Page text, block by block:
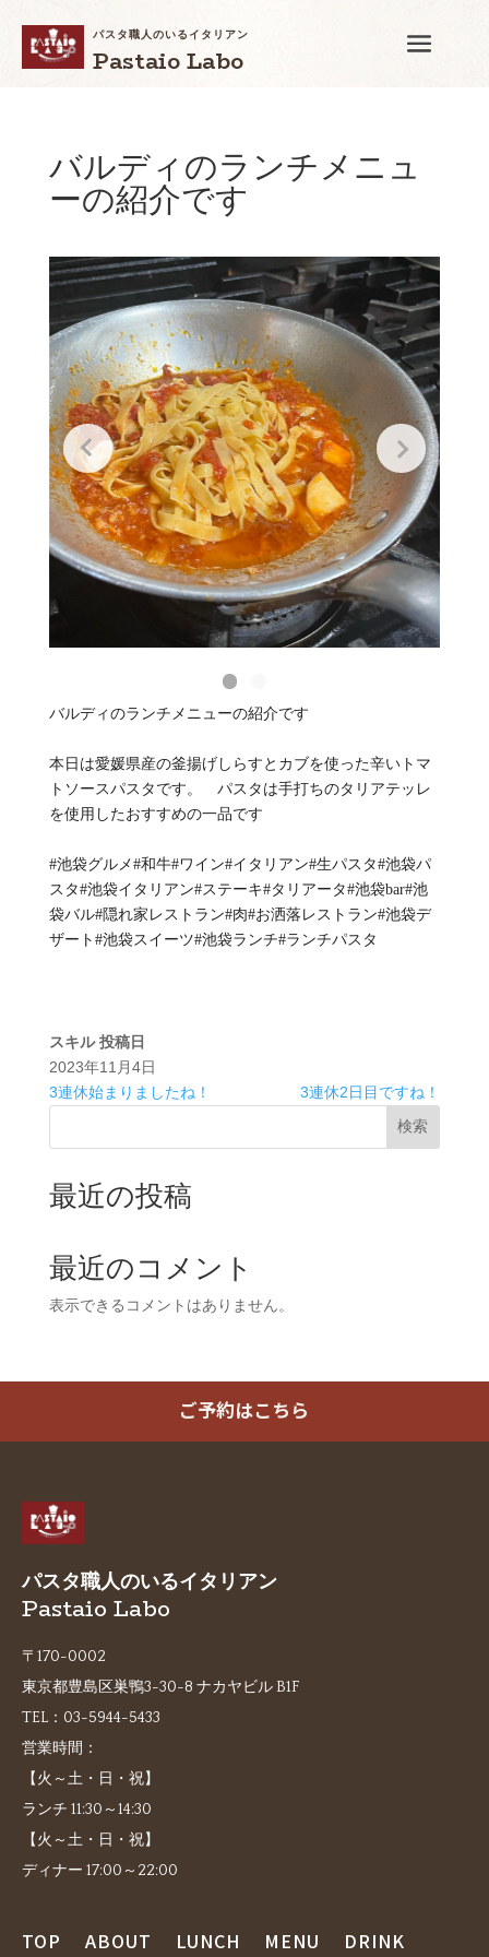
パスタ職人のいるイタリアン
Pastaio Labo
バルディのランチメニュ
ーの紹介です
バルディのランチメニューの紹介です
本日は愛媛県産の釜揚げしらすとカブを使った辛いトマ
トソースパスタです。 パスタは手打ちのタリアテッレ
を使用したおすすめの一品です
#池袋グルメ#和牛#ワイン#イタリアン#生パスタ#池袋パ
スタ#池袋イタリアン#ステーキ#タリアータ#池袋bar#池
袋バル#隠れ家レストラン#肉#お洒落レストラン#池袋デ
ザート#池袋スイーツ#池袋ランチ#ランチパスタ
スキル 投稿日
2023年11月4日
3連休始まりましたね！
3連休2日目ですね！
検索
最近の投稿
最近のコメント
表示できるコメントはありません。
ご予約はこちら
パスタ職人のいるイタリアン
Pastaio Labo
〒170-0002
東京都豊島区巣鴨3-30-8 ナカヤビル B1F
TEL： 03-5944-5433
営業時間：
【火～土・日・祝】
ランチ 11:30～14:30
【火～土・日・祝】
ディナー 17:00～22:00
TOP ABOUT LUNCH MENU DRINK